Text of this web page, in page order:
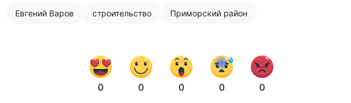
Евгений Варов строительство Приморский район
0 0 0 0 0